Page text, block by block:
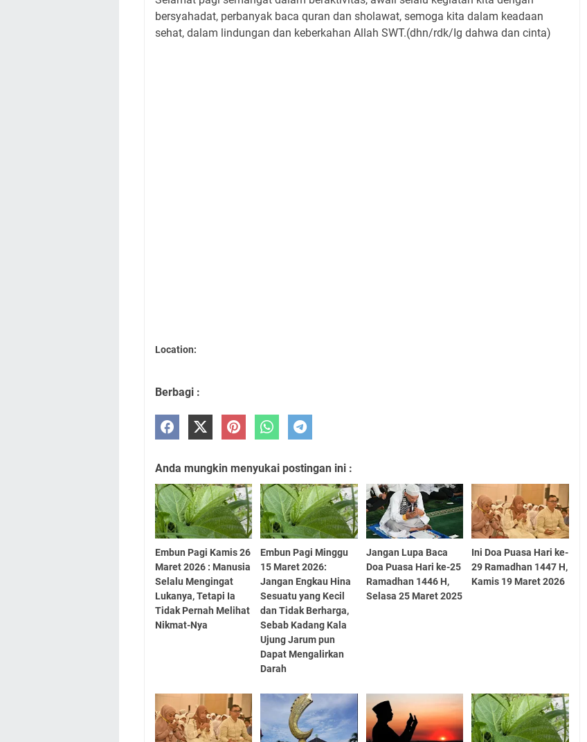
bersyahadat, perbanyak baca quran dan sholawat, semoga kita dalam keadaan
sehat, dalam lindungan dan keberkahan Allah SWT.(dhn/rdk/Ig dahwa dan cinta)
Location:
Berbagi :
Anda mungkin menyukai postingan ini :
Embun Pagi Kamis 26
Maret 2026 : Manusia
Selalu Mengingat
Lukanya, Tetapi Ia
Tidak Pernah Melihat
Nikmat-Nya
Embun Pagi Minggu
15 Maret 2026:
Jangan Engkau Hina
Sesuatu yang Kecil
dan Tidak Berharga,
Sebab Kadang Kala
Ujung Jarum pun
Dapat Mengalirkan
Darah
Jangan Lupa Baca
Doa Puasa Hari ke-25
Ramadhan 1446 H,
Selasa 25 Maret 2025
Ini Doa Puasa Hari ke-
29 Ramadhan 1447 H,
Kamis 19 Maret 2026